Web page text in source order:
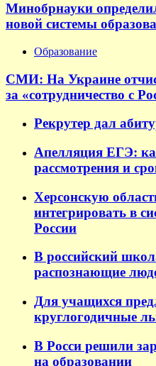
Минобрнауки
новой системы
Образование
СМИ: На Украине
за «сотрудничество с
Рекрутер дал
Апелляция ЕГЭ:
рассмотрения и
Херсонскую
интегрировать в
России
В российский
распознающие
Для учащихся
круглогодичные
В Росси решили
на образовании